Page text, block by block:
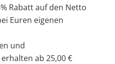
Rabatt auf den Netto
Euren eigenen
und
ab 25,00 €